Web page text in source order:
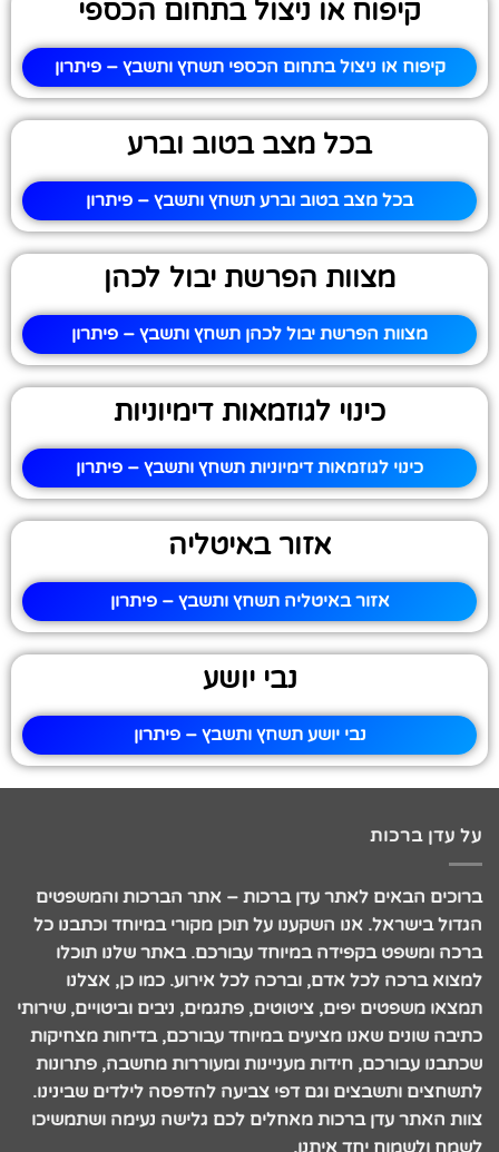
קיפוח או ניצול בתחום הכספי
קיפוח או ניצול בתחום הכספי תשחץ ותשבץ – פיתרון
בכל מצב בטוב וברע
בכל מצב בטוב וברע תשחץ ותשבץ – פיתרון
מצוות הפרשת יבול לכהן
מצוות הפרשת יבול לכהן תשחץ ותשבץ – פיתרון
כינוי לגוזמאות דימיוניות
כינוי לגוזמאות דימיוניות תשחץ ותשבץ – פיתרון
אזור באיטליה
אזור באיטליה תשחץ ותשבץ – פיתרון
נבי יושע
נבי יושע תשחץ ותשבץ – פיתרון
על עדן ברכות
ברוכים הבאים לאתר עדן ברכות – אתר הברכות והמשפטים
הגדול בישראל. אנו השקענו על תוכן מקורי במיוחד וכתבנו כל
ברכה ומשפט בקפידה במיוחד עבורכם. באתר שלנו תוכלו
למצוא ברכה לכל אדם, וברכה לכל אירוע. כמו כן, אצלנו
תמצאו משפטים יפים, ציטוטים, פתגמים, ניבים וביטויים, שירותי
כתיבה שונים שאנו מציעים במיוחד עבורכם, בדיחות מצחיקות
שכתבנו עבורכם, חידות מעניינות ומעוררות מחשבה, פתרונות
לתשחצים ותשבצים וגם דפי צביעה להדפסה לילדים שבינינו.
צוות האתר עדן ברכות מאחלים לכם גלישה נעימה ושתמשיכו
לשמח ולשמוח יחד איתנו.